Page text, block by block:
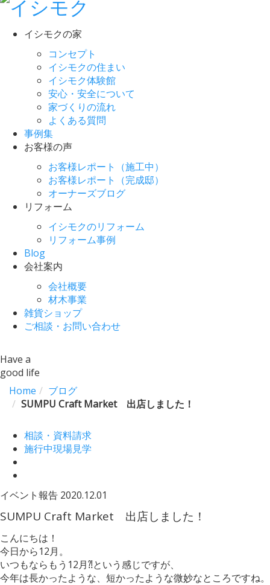
イシモクの家
コンセプト
イシモクの住まい
イシモク体験館
安心・安全について
家づくりの流れ
よくある質問
事例集
お客様の声
お客様レポート（施工中）
お客様レポート（完成邸）
オーナーズブログ
リフォーム
イシモクのリフォーム
リフォーム事例
Blog
会社案内
会社概要
材木事業
雑貨ショップ
ご相談・お問い合わせ
Have a
good life
Home
ブログ
SUMPU Craft Market 出店しました！
相談・資料請求
施行中現場見学
イベント報告 2020.12.01
SUMPU Craft Market 出店しました！
こんにちは！
今日から12月。
いつもならもう12月⁈という感じですが、
今年は長かったような、短かったような微妙なところですね。